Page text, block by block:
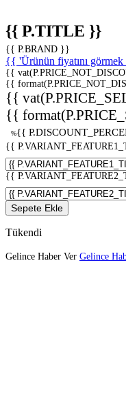
{{ P.TITLE }}
{{ P.BRAND }}
{{ 'Ürünün fiyatını
{{
{{
{{
{{
%{{
{{
{{
Sepete Ekle
Tükendi
Gelince Haber Ver Gelince